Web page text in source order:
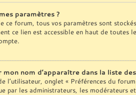
paramètres ?
ce forum, tous vos paramètres sont
ce lien est accessible en haut de toutes
nom d’apparaître dans la liste
l’utilisateur, onglet « Préférences du
par les administrateurs, les modérateurs